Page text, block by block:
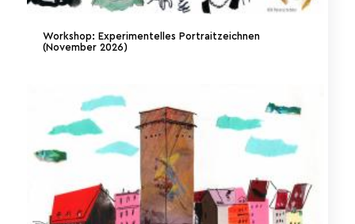
Workshop: Experimentelles Portraitzeichnen
(November 2026)